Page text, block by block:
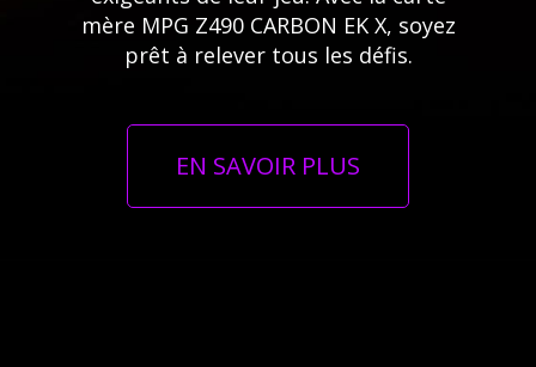
mère MPG Z490 CARBON EK X, soyez
prêt à relever tous les défis.
EN SAVOIR PLUS